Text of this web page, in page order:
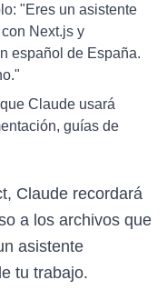
"Eres un asistente
Next.js y
español de España.
que Claude usará
guías de
Claude recordará
a los archivos que
asistente
tu trabajo.